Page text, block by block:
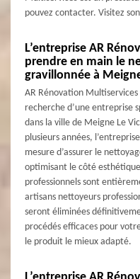
pouvez contacter. Visitez
L’entreprise AR
prendre en main le
gravillonnée à
AR Rénovation Multiservices
recherche d’une entreprise
dans la ville de Meigne Le
plusieurs années,
mesure d’assurer le
optimisant le côté
professionnels sont
artisans nettoyeurs
seront éliminées
procédés efficaces pour
le produit le mieux adapté.